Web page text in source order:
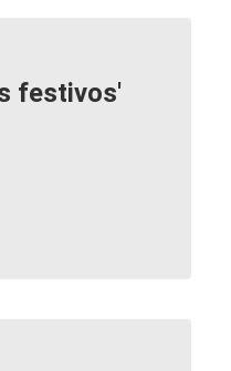
festivos'